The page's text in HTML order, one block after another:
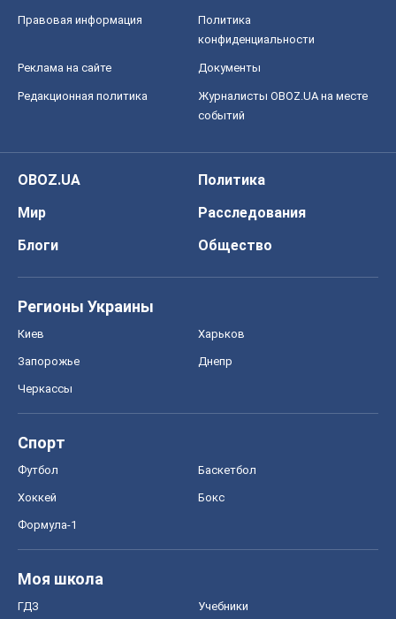
Правовая информация
Политика
конфиденциальности
Реклама на сайте Документы
Редакционная политика
Журналисты OBOZ.UA на месте
событий
OBOZ.UA
Политика
Мир
Расследования
Блоги
Общество
Регионы Украины
Киев Харьков
Запорожье Днепр
Черкассы
Спорт
Футбол Баскетбол
Хоккей Бокс
Формула-1
Моя школа
ГДЗ Учебники